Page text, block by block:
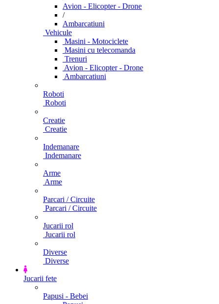
Avion - Elicopter - Drone
/
Ambarcatiuni
Vehicule
Masini - Motociclete
Masini cu telecomanda
Trenuri
Avion - Elicopter - Drone
Ambarcatiuni
Roboti
Roboti
Creatie
Creatie
Indemanare
Indemanare
Arme
Arme
Parcari / Circuite
Parcari / Circuite
Jucarii rol
Jucarii rol
Diverse
Diverse
Jucarii fete
Papusi - Bebei